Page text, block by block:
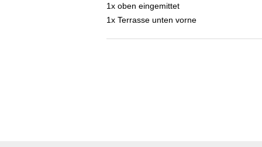
1x oben eingemittet
1x Terrasse unten vorne